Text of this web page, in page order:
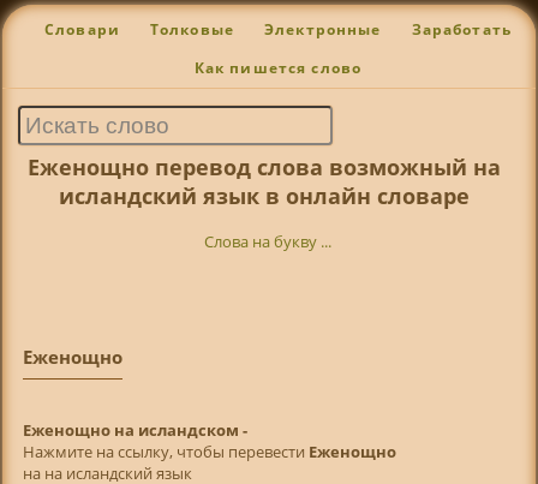
Словари Толковые Электронные Заработать
Как пишется слово
Еженощно перевод слова возможный на
исландский язык в онлайн словаре
Слова на букву ...
Еженощно
Еженощно на исландском -
Нажмите на ссылку, чтобы перевести Еженощно
на на исландский язык